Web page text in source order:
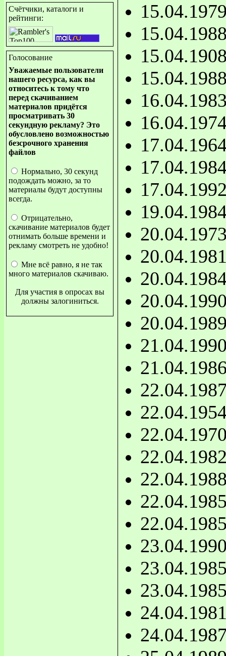
Счётчики, каталоги и
рейтинги:
Голосование
Уважаемые пользователи
нашего ресурса, как вы
относитесь к тому что
перед скачиванием
материалов придётся
просматривать 30
секундную рекламу? Это
обусловлено возможностью
безсрочного хранения
файлов
Нормально, 30 секунд
подождать можно, за то
материалы будут доступны
всегда.
Отрицательно,
скачивание материалов будет
отнимать больше времени и
рекламу смотреть не удобно!
Мне всё равно, я не так
много материалов скачиваю.
Для участия в опросах вы
должны залогиниться.